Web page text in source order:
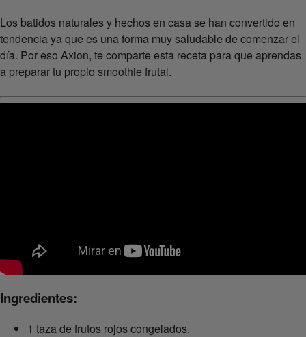
Los batidos naturales y hechos en casa se han convertido en
tendencia ya que es una forma muy saludable de comenzar el
día. Por eso Axion, te comparte esta receta para que aprendas
a preparar tu propio smoothie frutal.
Ingredientes:
1 taza de frutos rojos congelados.